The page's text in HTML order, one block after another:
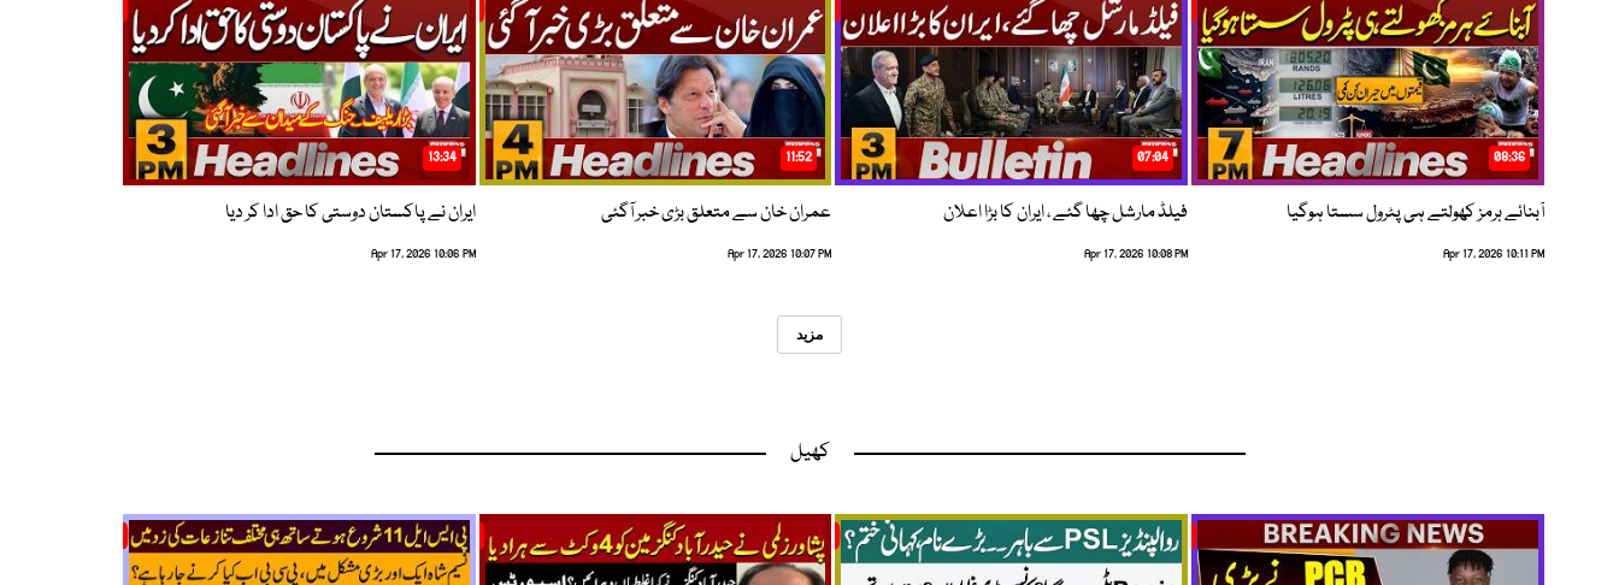
08:36
آبنائے ہرمز کھولتے ہی پٹرول سستا ہوگیا
Apr 17, 2026 10:11 PM
07:04
فیلڈ مارشل چھا گئے ، ایران کا بڑا اعلان
Apr 17, 2026 10:08 PM
11:52
عمران خان سے متعلق بڑی خبر آگئی
Apr 17, 2026 10:07 PM
13:34
ایران نے پاکستان دوستی کا حق ادا کر دیا
Apr 17, 2026 10:06 PM
مزید
کھیل